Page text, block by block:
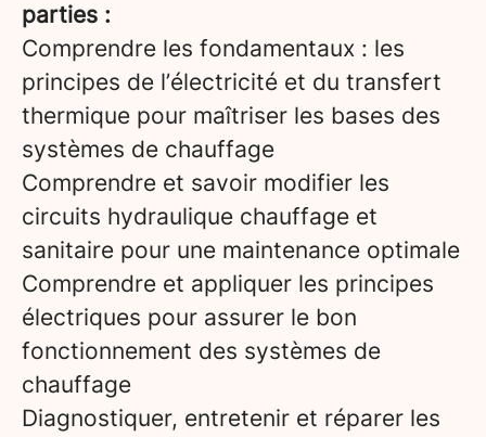
parties :
Comprendre les fondamentaux : les
principes de l’électricité et du transfert
thermique pour maîtriser les bases des
systèmes de chauffage
Comprendre et savoir modifier les
circuits hydraulique chauffage et
sanitaire pour une maintenance optimale
Comprendre et appliquer les principes
électriques pour assurer le bon
fonctionnement des systèmes de
chauffage
Diagnostiquer, entretenir et réparer les